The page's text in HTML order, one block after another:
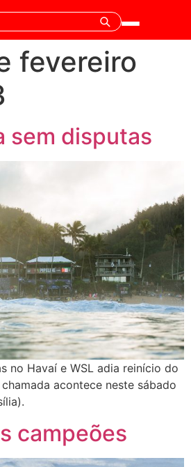
fevereiro
sem disputas
no Havaí e WSL adia reinício do
acontece neste sábado
campeões